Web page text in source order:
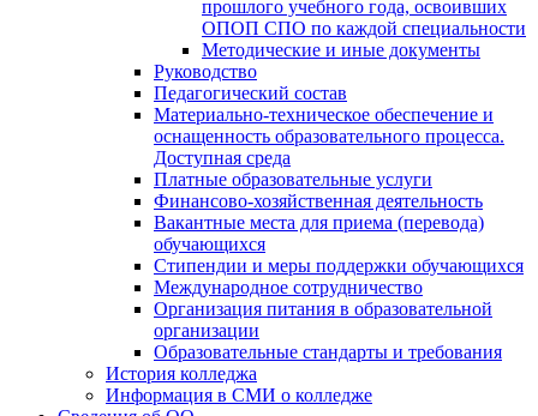
прошлого учебного года, освоивших
ОПОП СПО по каждой специальности
Методические и иные документы
Руководство
Педагогический состав
Материально-техническое обеспечение и
оснащенность образовательного процесса.
Доступная среда
Платные образовательные услуги
Финансово-хозяйственная деятельность
Вакантные места для приема (перевода)
обучающихся
Стипендии и меры поддержки обучающихся
Международное сотрудничество
Организация питания в образовательной
организации
Образовательные стандарты и требования
История колледжа
Информация в СМИ о колледже